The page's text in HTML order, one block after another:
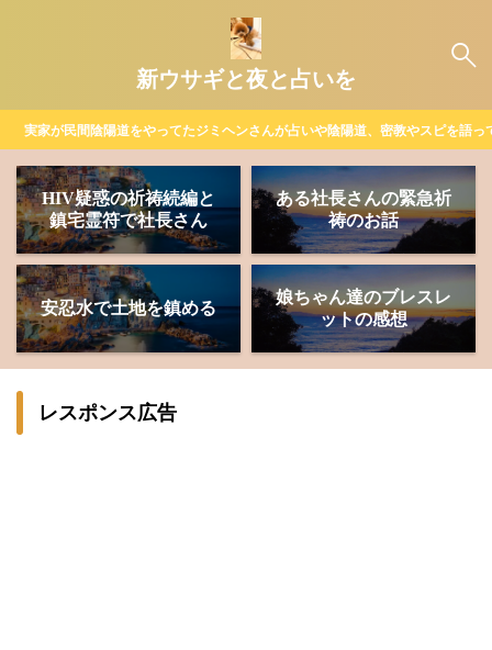
新ウサギと夜と占いを
実家が民間陰陽道をやってたジミヘンさんが占いや陰陽道、密教やスピを語
HIV疑惑の祈祷続編と
鎮宅霊符で社長さん
ある社長さんの緊急祈
祷のお話
安忍水で土地を鎮める
娘ちゃん達のブレスレ
ットの感想
レスポンス広告